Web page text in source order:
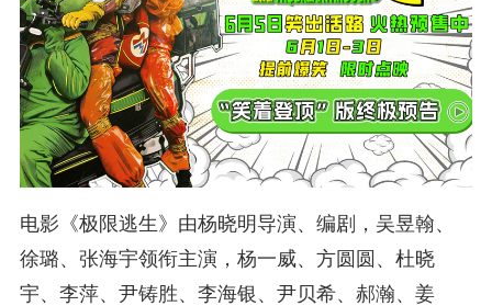
电影《极限逃生》由杨晓明导演、编剧，吴昱翰、
徐璐、张海宇领衔主演，杨一威、方圆圆、杜晓
宇、李萍、尹铸胜、李海银、尹贝希、郝瀚、姜